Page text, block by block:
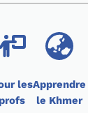
les
profs
Apprendre
le Khmer